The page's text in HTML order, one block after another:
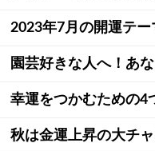
2023年7月の開運テー
園芸好きな人へ！あ
幸運をつかむための4
秋は金運上昇の大チ